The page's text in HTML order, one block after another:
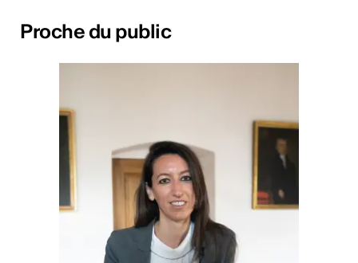
Proche du public